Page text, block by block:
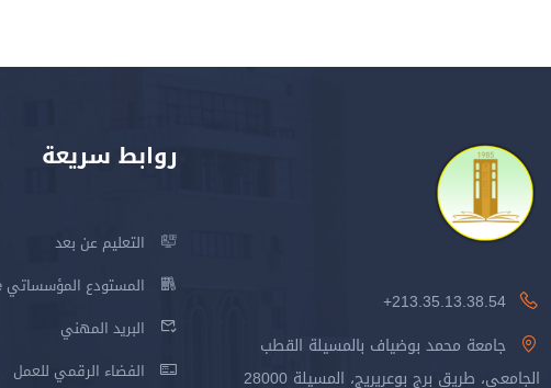
213.35.13.38.54+
جامعة محمد بوضياف بالمسيلة القطب
الجامعي، طريق برج بوعريريج، المسيلة 28000
روابط سريعة
التعليم عن بعد
المستودع المؤسساتي DSpace
البريد المهني
الفضاء الرقمي للعمل